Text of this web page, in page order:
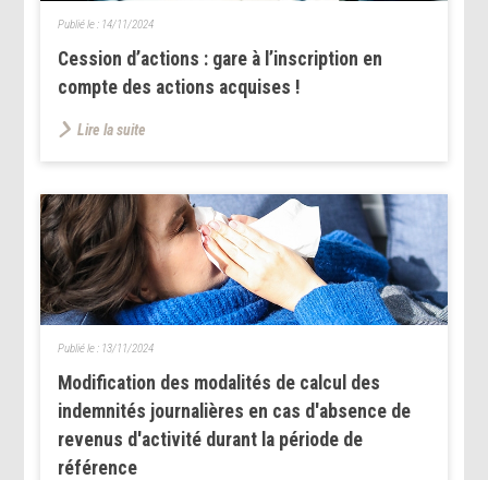
Cession d’actions : gare à l’inscription en
compte des actions acquises !
Publié le : 14/11/2024
Lire la suite
Modification des modalités de calcul des
indemnités journalières en cas d'absence de
revenus d'activité durant la période de
référence
Publié le : 13/11/2024